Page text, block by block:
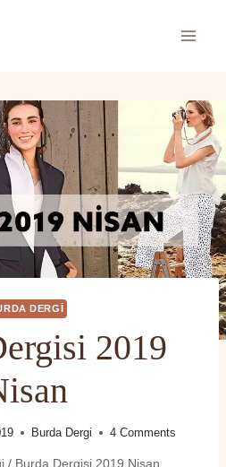
DERGI
2019
Burda Dergi 4 Comments
/ Burda Dergisi 2019 Nisan